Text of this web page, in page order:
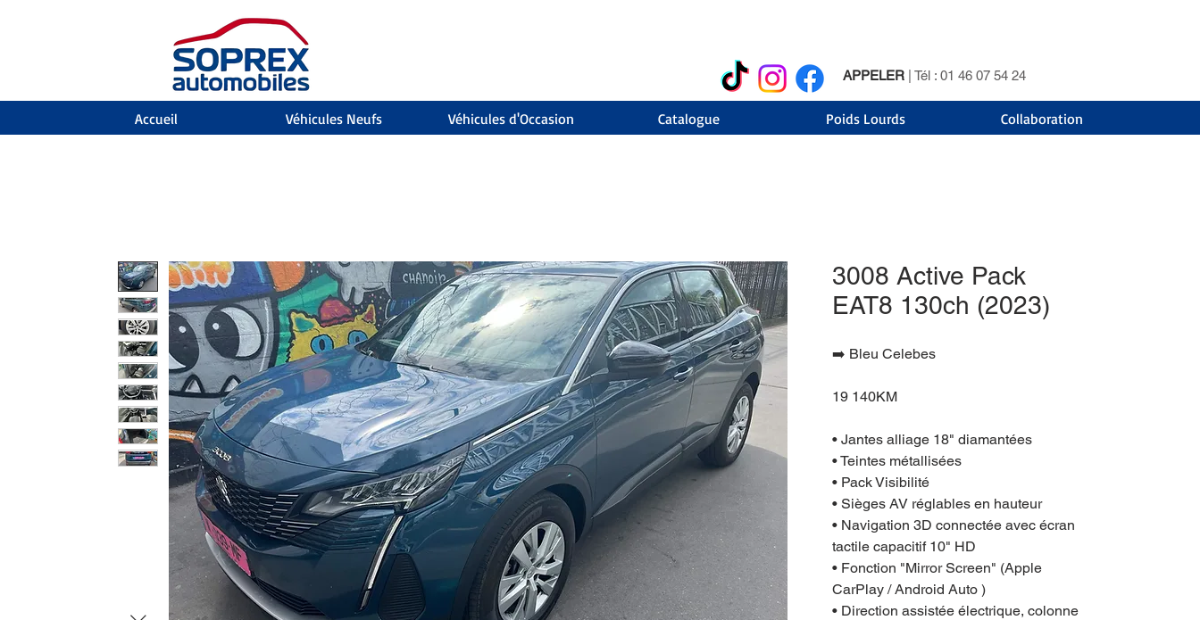
APPELER | Tél : 01 46 07 54 24
Accueil Véhicules Neufs Véhicules d'Occasion Catalogue Poids Lourds Collaboration
3008 Active Pack
EAT8 130ch (2023)
➡️ Bleu Celebes
19 140KM
• Jantes alliage 18" diamantées
• Teintes métallisées
• Pack Visibilité
• Sièges AV réglables en hauteur
• Navigation 3D connectée avec écran
tactile capacitif 10" HD
• Fonction "Mirror Screen" (Apple
CarPlay / Android Auto )
• Direction assistée électrique, colonne